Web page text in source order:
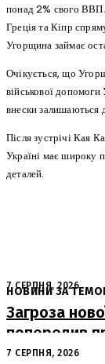
понад 2% свого ВВП.
Греція та Кіпр
Угорщина займає
Очікується, що
військової допомоги
внески залишаються
Після зустрічі Кая
Україні має широку
деталей.
НОВИНИ ЗА
7 СЕРПНЯ, 2026
Загроза
попередив
судна
7 СЕРПНЯ, 2026